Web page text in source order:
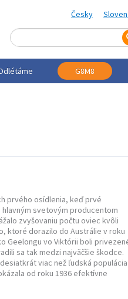
Česky
G8M8
prvého osídlenia, keď prvé
svetovým producentom
zvyšovaniu počtu oviec kvôli
ktoré dorazilo do Austrálie v roku
Geelongu vo Viktórii boli
sa tak medzi najväčšie škodce.
viac než ľudská populácia
od roku 1936 efektívne